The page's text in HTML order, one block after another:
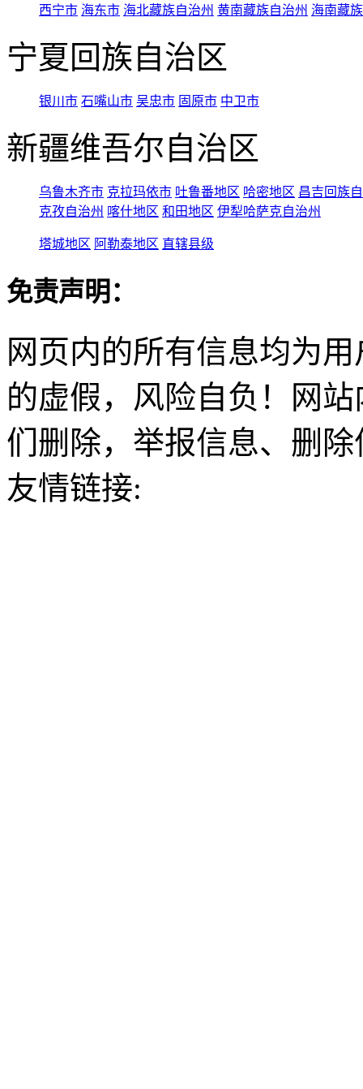
西宁市 海东市 海北藏族自治州 黄南藏族自治州 海南藏
宁夏回族自治区
银川市 石嘴山市 吴忠市 固原市 中卫市
新疆维吾尔自治区
乌鲁木齐市 克拉玛依市 吐鲁番地区 哈密地区 昌吉回族
克孜自治州 喀什地区 和田地区 伊犁哈萨克自治州
塔城地区 阿勒泰地区 直辖县级
免责声明：
网页内的所有信息均为
的虚假，风险自负！网
们删除，举报信息、删
友情链接: